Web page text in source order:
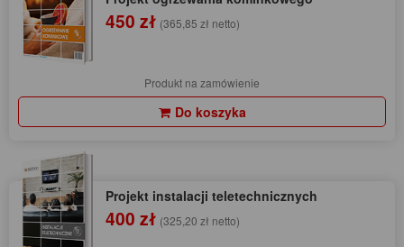
450 zł (365,85 zł netto)
Produkt na zamówienie
Do koszyka
Projekt instalacji teletechnicznych
400 zł (325,20 zł netto)